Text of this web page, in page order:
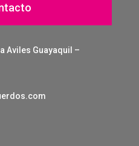
Aviles Guayaquil –